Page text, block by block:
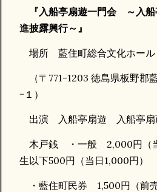
『入船亭扇遊一門会 ～入
進披露興行～』
場所 藍住町総合文化ホー
（〒771-1203 徳島県板野郡
−１）
出演 入船亭扇遊 入船亭扇
木戸銭 ・一般 2,000円（
生以下500円（当日1,000円）
・藍住町民券 1,500円（前売